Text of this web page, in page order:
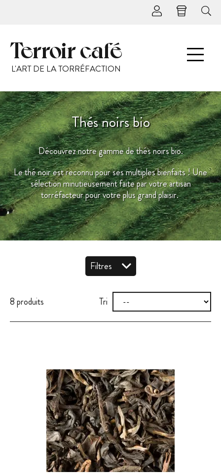
Terroir café
L'ART DE LA TORRÉFACTION
Thés noirs bio
Découvrez notre gamme de thés noirs bio.
Le thé noir est reconnu pour ses multiples bienfaits ! Une
sélection minutieusement faite par votre artisan
torréfacteur pour votre plus grand plaisir.
Filtres
8 produits Tri